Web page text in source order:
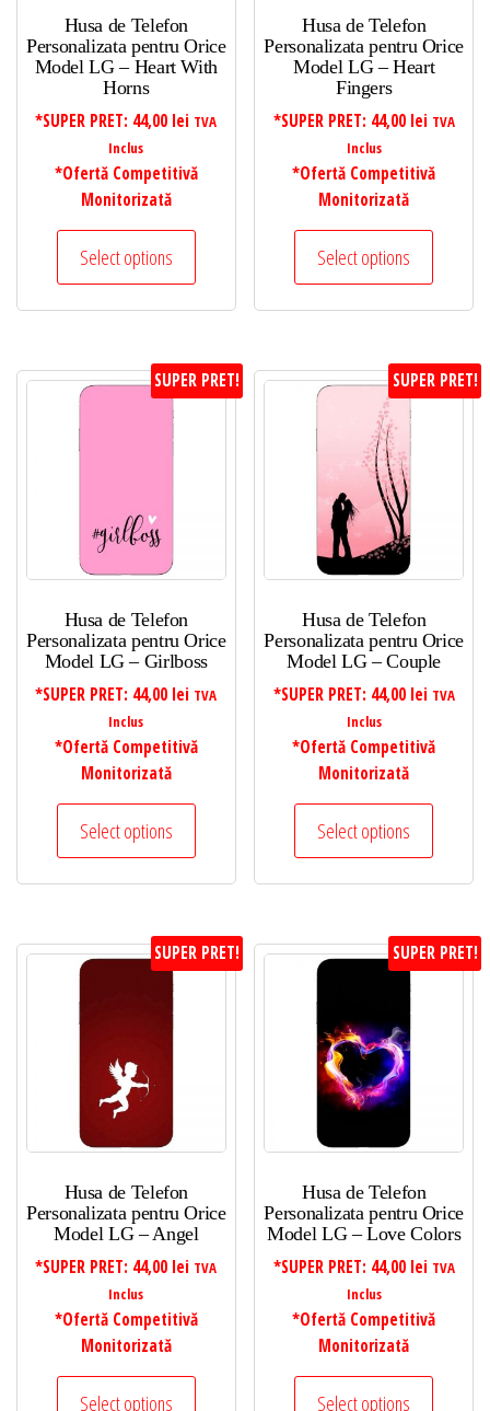
Husa de Telefon
Personalizata pentru Orice
Model LG – Heart With
Horns
*SUPER PRET: 44,00 lei TVA
Inclus
*Ofertă Competitivă
Monitorizată
Select options
Husa de Telefon
Personalizata pentru Orice
Model LG – Heart
Fingers
*SUPER PRET: 44,00 lei TVA
Inclus
*Ofertă Competitivă
Monitorizată
Select options
SUPER PRET!
Husa de Telefon
Personalizata pentru Orice
Model LG – Girlboss
*SUPER PRET: 44,00 lei TVA
Inclus
*Ofertă Competitivă
Monitorizată
Select options
SUPER PRET!
Husa de Telefon
Personalizata pentru Orice
Model LG – Couple
*SUPER PRET: 44,00 lei TVA
Inclus
*Ofertă Competitivă
Monitorizată
Select options
SUPER PRET!
Husa de Telefon
Personalizata pentru Orice
Model LG – Angel
*SUPER PRET: 44,00 lei TVA
Inclus
*Ofertă Competitivă
Monitorizată
Select options
SUPER PRET!
Husa de Telefon
Personalizata pentru Orice
Model LG – Love Colors
*SUPER PRET: 44,00 lei TVA
Inclus
*Ofertă Competitivă
Monitorizată
Select options